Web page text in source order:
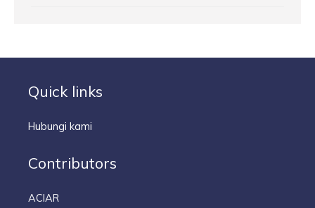
Quick links
Hubungi kami
Contributors
ACIAR